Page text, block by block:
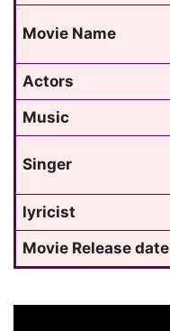
Movie Name
Actors
Music
Singer
lyricist
Movie Release date